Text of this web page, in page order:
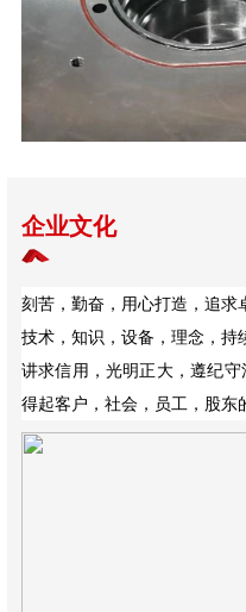
企业文化
刻苦，勤奋，用心打造，追求
技术，知识，设备，理念，持
讲求信用，光明正大，遵纪
得起客户，社会，员工，股东